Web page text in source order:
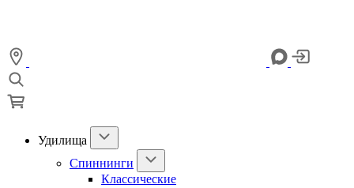
Удилища
Спиннинги
Классические